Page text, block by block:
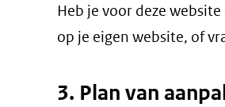
Heb je voor deze
op je eigen website, of
3. Plan van